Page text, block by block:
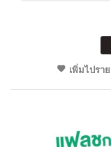
เพิ่มไปรา